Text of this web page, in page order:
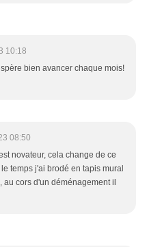
10:18
bien avancer chaque mois!
08:50
novateur, cela change de ce
temps j'ai brodé en tapis mural
au cors d'un déménagement il